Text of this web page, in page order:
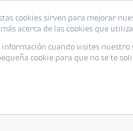
cookies sirven para mejorar
acerca de las cookies que
cuando visites
cookie para que no se te
Eventos